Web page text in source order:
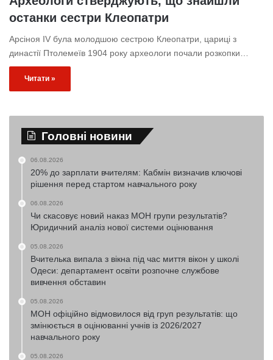
останки сестри Клеопатри
Арсіноя IV була молодшою ​​сестрою Клеопатри, цариці з
династії Птолемеїв 1904 року археологи почали розкопки…
Читати »
Головні новини
06.08.2026
20% до зарплати вчителям: Кабмін визначив ключові
рішення перед стартом навчального року
06.08.2026
Чи скасовує новий наказ МОН групи результатів?
Юридичний аналіз нової системи оцінювання
05.08.2026
Вчителька випала з вікна під час миття вікон у школі
Одеси: департамент освіти розпочне службове
вивчення обставин
05.08.2026
МОН офіційно відмовилося від груп результатів: що
змінюється в оцінюванні учнів із 2026/2027
навчального року
05.08.2026